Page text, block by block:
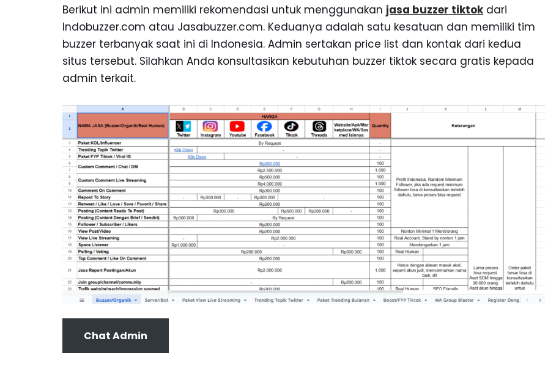
Berikut ini admin memiliki rekomendasi untuk menggunakan jasa buzzer tiktokdari
Indobuzzer.com atau Jasabuzzer.com. Keduanya adalah satu kesatuan dan memiliki tim
buzzer terbanyak saat ini di Indonesia. Admin sertakan price list dan kontak dari kedua
situs tersebut. Silahkan Anda konsultasikan kebutuhan buzzer tiktok secara gratis kepada
admin terkait.
Chat Admin